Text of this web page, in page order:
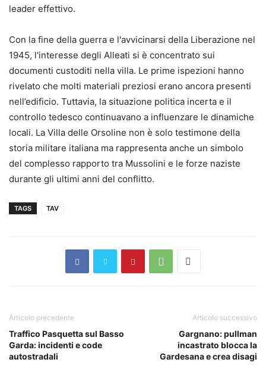
leader effettivo.
Con la fine della guerra e l'avvicinarsi della Liberazione nel
1945, l'interesse degli Alleati si è concentrato sui
documenti custoditi nella villa. Le prime ispezioni hanno
rivelato che molti materiali preziosi erano ancora presenti
nell’edificio. Tuttavia, la situazione politica incerta e il
controllo tedesco continuavano a influenzare le dinamiche
locali. La Villa delle Orsoline non è solo testimone della
storia militare italiana ma rappresenta anche un simbolo
del complesso rapporto tra Mussolini e le forze naziste
durante gli ultimi anni del conflitto.
TAGS TAV
Articolo precedente
Traffico Pasquetta sul Basso
Garda: incidenti e code
autostradali
Articolo successivo
Gargnano: pullman
incastrato blocca la
Gardesana e crea disagi